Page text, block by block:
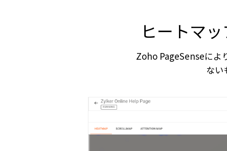
ヒートマ
Zoho PageSenseによ
ない